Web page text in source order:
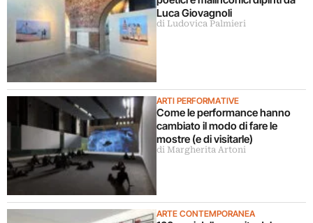
Luca Giovagnoli
di Ludovica Palmieri
ARTI PERFORMATIVE
Come le performance hanno
cambiato il modo di fare le
mostre (e di visitarle)
di Margherita Artoni
ARTE CONTEMPORANEA